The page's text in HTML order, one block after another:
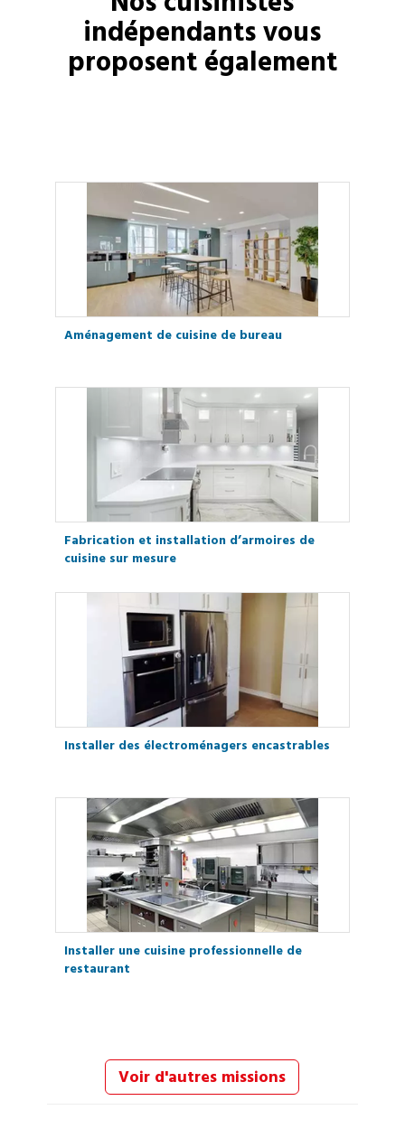
indépendants vous
proposent également
Aménagement de cuisine de bureau
Fabrication et installation d’armoires de
cuisine sur mesure
Installer des électroménagers encastrables
Installer une cuisine professionnelle de
restaurant
Voir d'autres missions